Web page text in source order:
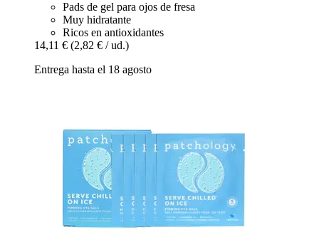
Pads de gel para ojos de fresa
Muy hidratante
Ricos en antioxidantes
14,11 € (2,82 € / ud.)
Entrega hasta el 18 agosto